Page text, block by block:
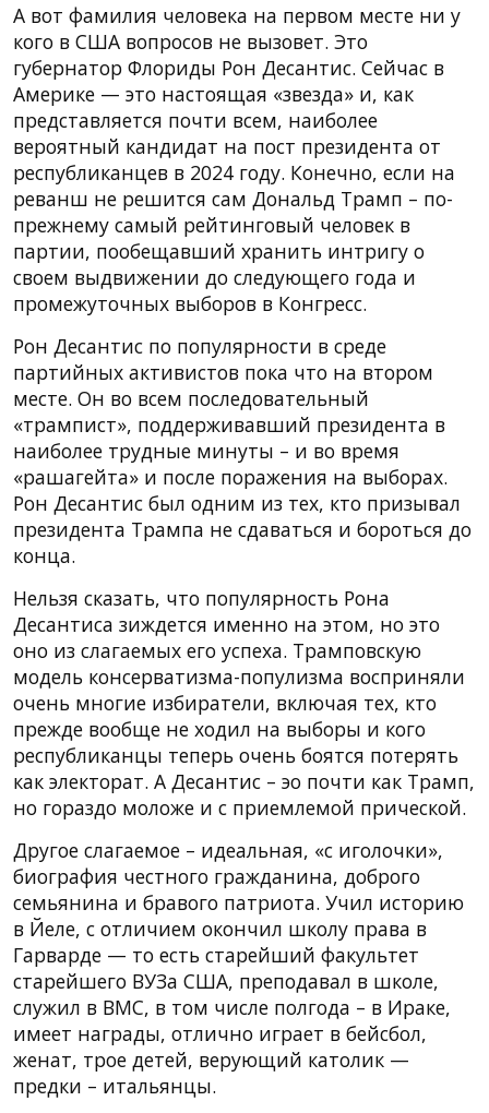
А вот фамилия человека на первом месте ни у
кого в США вопросов не вызовет. Это
губернатор Флориды Рон Десантис. Сейчас в
Америке — это настоящая «звезда» и, как
представляется почти всем, наиболее
вероятный кандидат на пост президента от
республиканцев в 2024 году. Конечно, если на
реванш не решится сам Дональд Трамп – по-
прежнему самый рейтинговый человек в
партии, пообещавший хранить интригу о
своем выдвижении до следующего года и
промежуточных выборов в Конгресс.
Рон Десантис по популярности в среде
партийных активистов пока что на втором
месте. Он во всем последовательный
«трампист», поддерживавший президента в
наиболее трудные минуты – и во время
«рашагейта» и после поражения на выборах.
Рон Десантис был одним из тех, кто призывал
президента Трампа не сдаваться и бороться до
конца.
Нельзя сказать, что популярность Рона
Десантиса зиждется именно на этом, но это
оно из слагаемых его успеха. Трамповскую
модель консерватизма-популизма восприняли
очень многие избиратели, включая тех, кто
прежде вообще не ходил на выборы и кого
республиканцы теперь очень боятся потерять
как электорат. А Десантис – эо почти как Трамп,
но гораздо моложе и с приемлемой прической.
Другое слагаемое – идеальная, «с иголочки»,
биография честного гражданина, доброго
семьянина и бравого патриота. Учил историю
в Йеле, с отличием окончил школу права в
Гарварде — то есть старейший факультет
старейшего ВУЗа США, преподавал в школе,
служил в ВМС, в том числе полгода – в Ираке,
имеет награды, отлично играет в бейсбол,
женат, трое детей, верующий католик —
предки – итальянцы.